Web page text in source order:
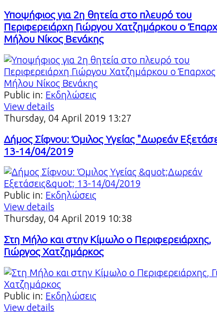
Υποψήφιος για 2η θητεία στο πλευρό του
Περιφερειάρχη Γιώργου Χατζημάρκου ο
Μήλου Νίκος Βενάκης
Public in: Εκδηλώσεις
View details
Thursday, 04 April 2019 13:27
Δήμος Σίφνου: Όμιλος Υγείας "Δωρεάν
13-14/04/2019
Public in: Εκδηλώσεις
View details
Thursday, 04 April 2019 10:38
Στη Μήλο και στην Κίμωλο ο Περιφερειάρχης,
Γιώργος Χατζημάρκος
Public in: Εκδηλώσεις
View details